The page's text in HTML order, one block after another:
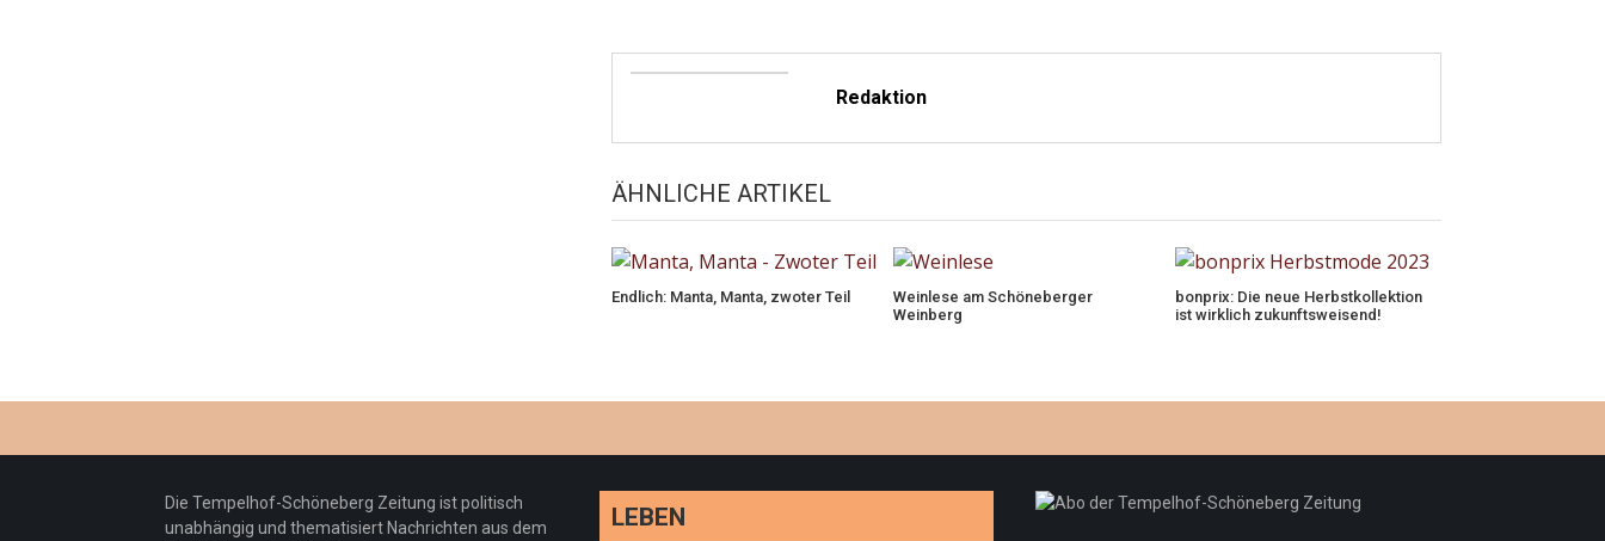
Redaktion
ÄHNLICHE ARTIKEL
Endlich: Manta, Manta, zwoter Teil
Weinlese am Schöneberger
Weinberg
bonprix: Die neue Herbstkollektion
ist wirklich zukunftsweisend!
Die Tempelhof-Schöneberg Zeitung ist politisch
unabhängig und thematisiert Nachrichten aus dem
LEBEN